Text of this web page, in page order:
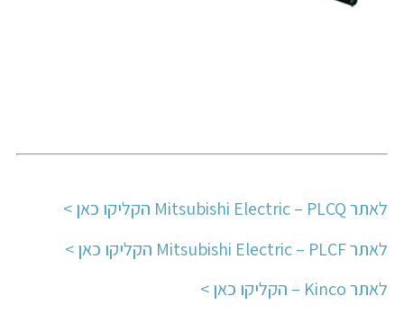
לאתר Mitsubishi Electric – PLCQ הקליקו כאן >
לאתר Mitsubishi Electric – PLCF הקליקו כאן >
לאתר Kinco – הקליקו כאן >